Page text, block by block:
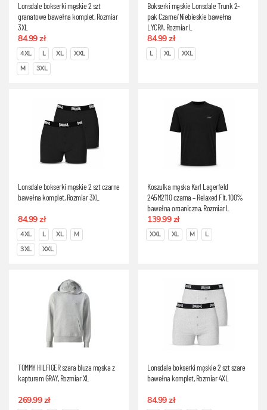
Lonsdale bokserki męskie 2 szt
granatowe bawełna komplet, Rozmiar
3XL
84.99 zł
4XL L XL
XXL
M
3XL
Bokserki męskie Lonsdale Trunk 2-
pak Czarne/Niebieskie bawełna
LYCRA, Rozmiar L
84.99 zł
L XL XXL
Lonsdale bokserki męskie 2 szt czarne
bawełna komplet, Rozmiar 3XL
84.99 zł
4XL L XL
M
3XL
XXL
Koszulka męska Karl Lagerfeld
245M2110 czarna – Relaxed Fit, 100%
bawełna organiczna, Rozmiar L
139.99 zł
XXL XL M L
TOMMY HILFIGER szara bluza męska z
kapturem GRAY, Rozmiar XL
269.99 zł
Lonsdale bokserki męskie 2 szt szare
bawełna komplet, Rozmiar 4XL
84.99 zł